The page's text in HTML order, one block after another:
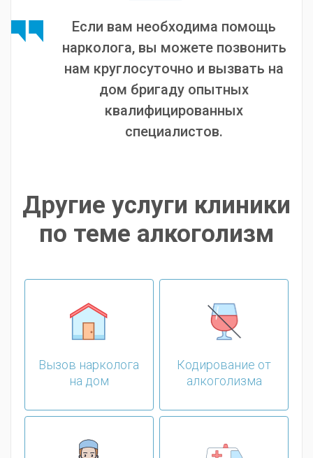
Если вам необходима помощь
нарколога, вы можете позвонить
нам круглосуточно и вызвать на
дом бригаду опытных
квалифицированных
специалистов.
Другие услуги клиники
по теме алкоголизм
Вызов нарколога
на дом
Кодирование от
алкоголизма